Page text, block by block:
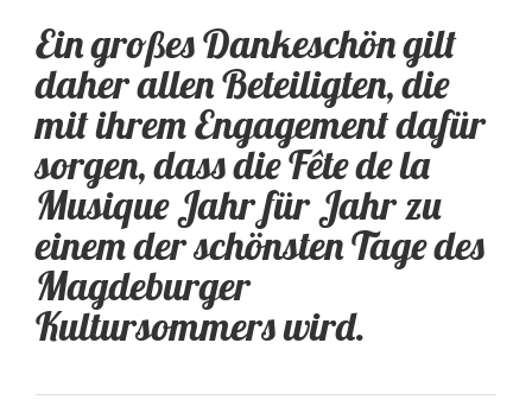
Ein großes Dankeschön gilt
daher allen Beteiligten, die
mit ihrem Engagement dafür
sorgen, dass die Fête de la
Musique Jahr für Jahr zu
einem der schönsten Tage des
Magdeburger
Kultursommers wird.